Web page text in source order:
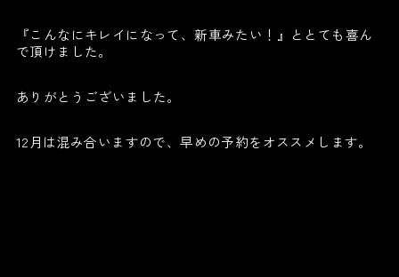
『こんなにキレイになって、新車みたい！』ととても喜ん
で頂けました。
ありがとうございました。
12月は混み合いますので、早めの予約をオススメします。